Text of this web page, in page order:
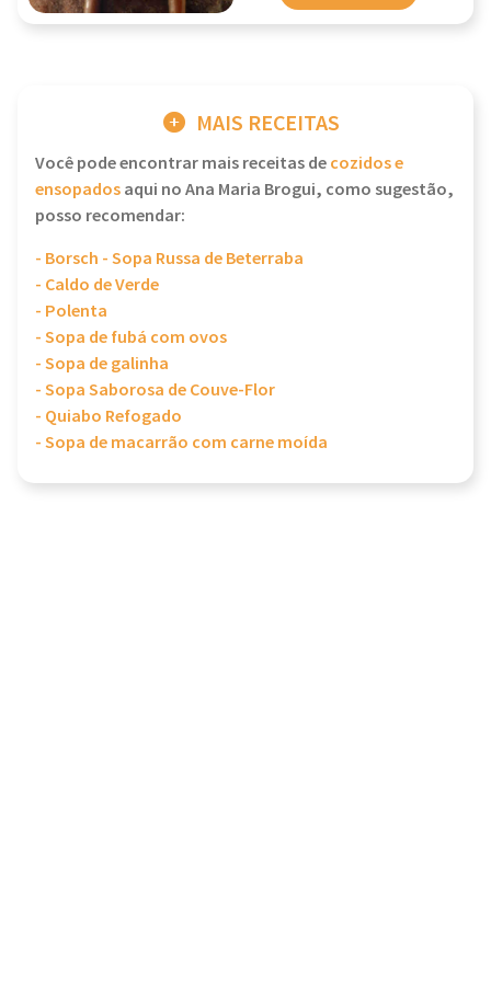
MAIS RECEITAS
Você pode encontrar mais receitas decozidos e
ensopadosaqui no Ana Maria Brogui, como sugestão,
posso recomendar:
- Borsch - Sopa Russa de Beterraba
- Caldo de Verde
- Polenta
- Sopa de fubá com ovos
- Sopa de galinha
- Sopa Saborosa de Couve-Flor
- Quiabo Refogado
- Sopa de macarrão com carne moída